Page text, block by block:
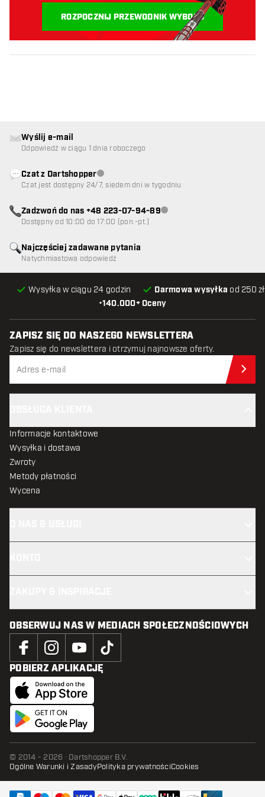
ROZPOCZNIJ PRZEWODNIK WYBORU
•140.000+ Oceny
Wysyłka w ciągu 24 godzin Darmowa wysyłka od 250
Najczęściej zadawane pytania
Natychmiastowa odpowiedź
Wyślij e-mail
Odpowiedź w ciągu 1 dnia roboczego
Czat z DartshopperObsługa klienta niedostępna
Czat jest dostępny 24/7, siedem dni w tygodniu
Zadzwoń do nas +48 223-07-94-89Obsługa klienta niedostępna
Dostępny od 10:00 do 17:00 (pon.-pt.)
ZAPISZ SIĘ DO NASZEGO NEWSLETTERA
Zapisz się do newslettera i otrzymuj najnowsze oferty.
Informacje kontaktowe
Wysyłka i dostawa
Zwroty
Metody płatności
Wycena
OBSERWUJ NAS W MEDIACH SPOŁECZNOŚCIOWYCH
POBIERZ APLIKACJĘ
© 2014 - 2026 · Dartshopper B.V.
Ogólne Warunki i ZasadyPolityka prywatnościCookies